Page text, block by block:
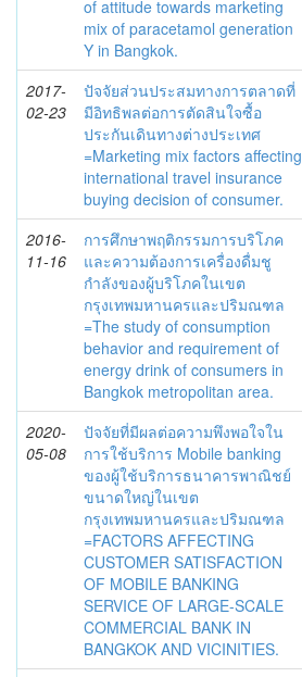
of attitude towards marketing
mix of paracetamol generation
Y in Bangkok.
2017-
02-23
ปัจจัยส่วนประสมทางการตลาดที่
มีอิทธิพลต่อการตัดสินใจซื้อ
ประกันเดินทางต่างประเทศ
=Marketing mix factors affecting
international travel insurance
buying decision of consumer.
2016-
11-16
การศึกษาพฤติกรรมการบริโภค
และความต้องการเครื่องดื่มชู
กำลังของผู้บริโภคในเขต
กรุงเทพมหานครและปริมณฑล
=The study of consumption
behavior and requirement of
energy drink of consumers in
Bangkok metropolitan area.
2020-
05-08
ปัจจัยที่มีผลต่อความพึงพอใจใน
การใช้บริการ Mobile banking
ของผู้ใช้บริการธนาคารพาณิชย์
ขนาดใหญ่ในเขต
กรุงเทพมหานครและปริมณฑล
=FACTORS AFFECTING
CUSTOMER SATISFACTION
OF MOBILE BANKING
SERVICE OF LARGE-SCALE
COMMERCIAL BANK IN
BANGKOK AND VICINITIES.